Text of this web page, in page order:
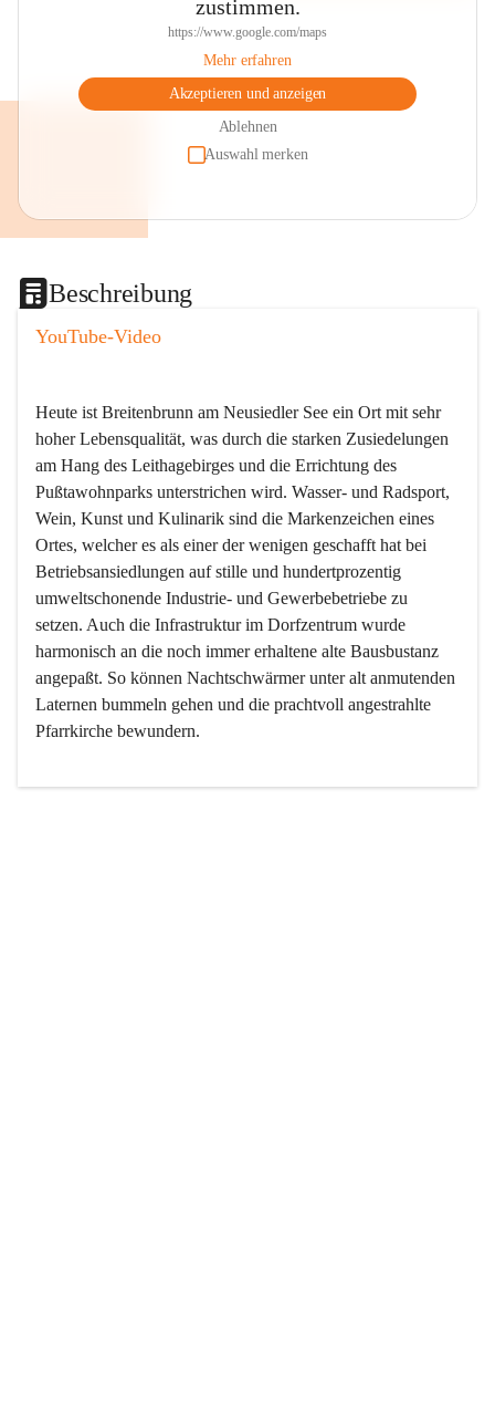
zustimmen.
https://www.google.com/maps
Mehr erfahren
Akzeptieren und anzeigen
Ablehnen
Auswahl merken
Beschreibung
YouTube-Video
Heute ist Breitenbrunn am Neusiedler See ein Ort mit sehr
hoher Lebensqualität, was durch die starken Zusiedelungen
am Hang des Leithagebirges und die Errichtung des
Pußtawohnparks unterstrichen wird. Wasser- und Radsport,
Wein, Kunst und Kulinarik sind die Markenzeichen eines
Ortes, welcher es als einer der wenigen geschafft hat bei
Betriebsansiedlungen auf stille und hundertprozentig
umweltschonende Industrie- und Gewerbebetriebe zu
setzen. Auch die Infrastruktur im Dorfzentrum wurde
harmonisch an die noch immer erhaltene alte Bausbustanz
angepaßt. So können Nachtschwärmer unter alt anmutenden
Laternen bummeln gehen und die prachtvoll angestrahlte
Pfarrkirche bewundern.
Der Weinbau dominert heute nicht mehr, ist aber integrativer